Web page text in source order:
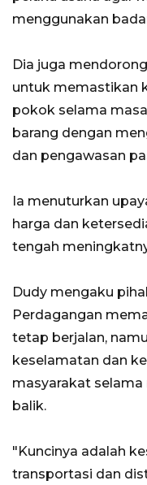
menggunakan
Dia juga
untuk memastikan
pokok selama
barang dengan
dan pengawasan
Ia menuturkan
harga dan
tengah
Dudy mengaku
Perdagangan
tetap berjalan,
keselamatan dan
masyarakat
balik.
"Kuncinya adalah
transportasi dan